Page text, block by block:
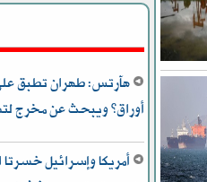
هآرتس: طهران تطبق على
أوراق” ويبحث عن مخرج
أمريكا وإسرائيل